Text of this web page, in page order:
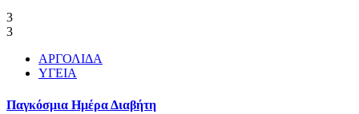
3
3
ΑΡΓΟΛΙΔΑ
ΥΓΕΙΑ
Παγκόσμια Ημέρα Διαβήτη